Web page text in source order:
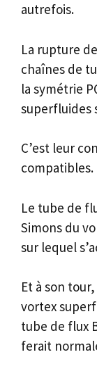
autrefois.
La rupture
chaînes de
la symétrie
superfluides
C’est leur
compatibles.
Le tube de
Simons du
sur lequel
Et à son
vortex
tube de flux
ferait